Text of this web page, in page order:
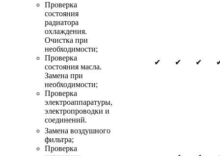
Проверка
состояния
радиатора
охлаждения.
Очистка при
необходимости;
Проверка
состояния масла.
Замена при
необходимости;
Проверка
электроаппаратуры,
электропроводки и
соединений.
✔ ✔ ✔
Замена воздушного
фильтра;
Проверка